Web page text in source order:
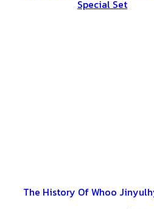
The History Of Whoo